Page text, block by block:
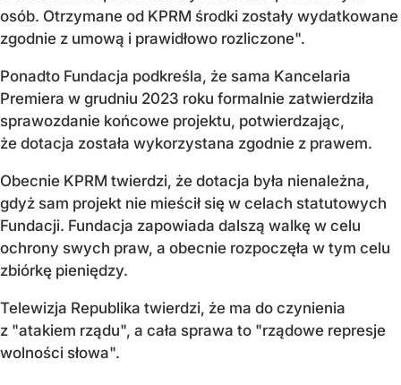
osób. Otrzymane od KPRM środki zostały wydatkowane
zgodnie z umową i prawidłowo rozliczone".
Ponadto Fundacja podkreśla, że sama Kancelaria
Premiera w grudniu 2023 roku formalnie zatwierdziła
sprawozdanie końcowe projektu, potwierdzając,
że dotacja została wykorzystana zgodnie z prawem.
Obecnie KPRM twierdzi, że dotacja była nienależna,
gdyż sam projekt nie mieścił się w celach statutowych
Fundacji. Fundacja zapowiada dalszą walkę w celu
ochrony swych praw, a obecnie rozpoczęła w tym celu
zbiórkę pieniędzy.
Telewizja Republika twierdzi, że ma do czynienia
z "atakiem rządu", a cała sprawa to "rządowe represje
wolności słowa".